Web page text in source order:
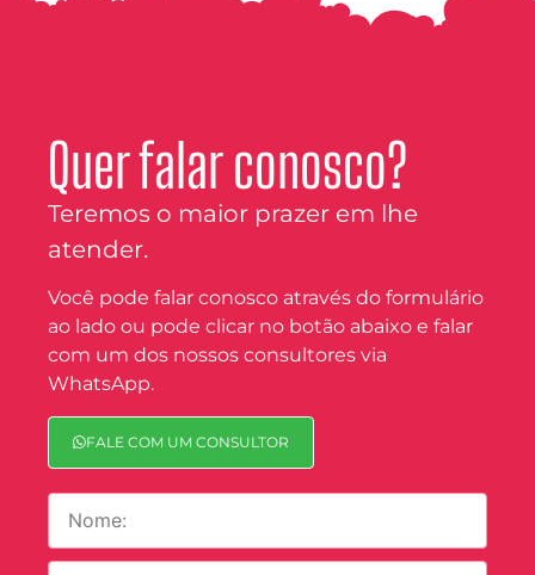
Quer falar conosco?
Teremos o maior prazer em lhe
atender.
Você pode falar conosco através do formulário
ao lado ou pode clicar no botão abaixo e falar
com um dos nossos consultores via
WhatsApp.
FALE COM UM CONSULTOR